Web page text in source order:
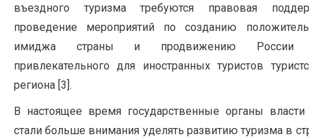
въездного туризма требуются правовая
проведение мероприятий по созданию
имиджа страны и продвижению России
привлекательного для иностранных туристов
региона [3].
В настоящее время государственные органы
стали больше внимания уделять развитию туризма в